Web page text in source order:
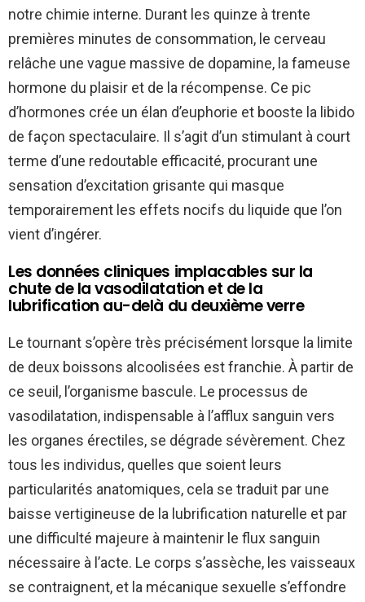
notre chimie interne. Durant les quinze à trente
premières minutes de consommation, le cerveau
relâche une vague massive de dopamine, la fameuse
hormone du plaisir et de la récompense. Ce pic
d’hormones crée un élan d’euphorie et booste la libido
de façon spectaculaire. Il s’agit d’un stimulant à court
terme d’une redoutable efficacité, procurant une
sensation d’excitation grisante qui masque
temporairement les effets nocifs du liquide que l’on
vient d’ingérer.
Les données cliniques implacables sur la
chute de la vasodilatation et de la
lubrification au-delà du deuxième verre
Le tournant s’opère très précisément lorsque la limite
de deux boissons alcoolisées est franchie. À partir de
ce seuil, l’organisme bascule. Le processus de
vasodilatation, indispensable à l’afflux sanguin vers
les organes érectiles, se dégrade sévèrement. Chez
tous les individus, quelles que soient leurs
particularités anatomiques, cela se traduit par une
baisse vertigineuse de la lubrification naturelle et par
une difficulté majeure à maintenir le flux sanguin
nécessaire à l’acte. Le corps s’assèche, les vaisseaux
se contraignent, et la mécanique sexuelle s’effondre